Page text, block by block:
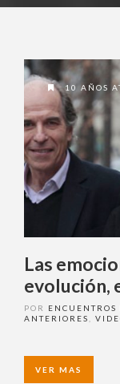
10 AÑOS
Las
evolución,
relaciones
POR
ANTERIORES
VER MAS